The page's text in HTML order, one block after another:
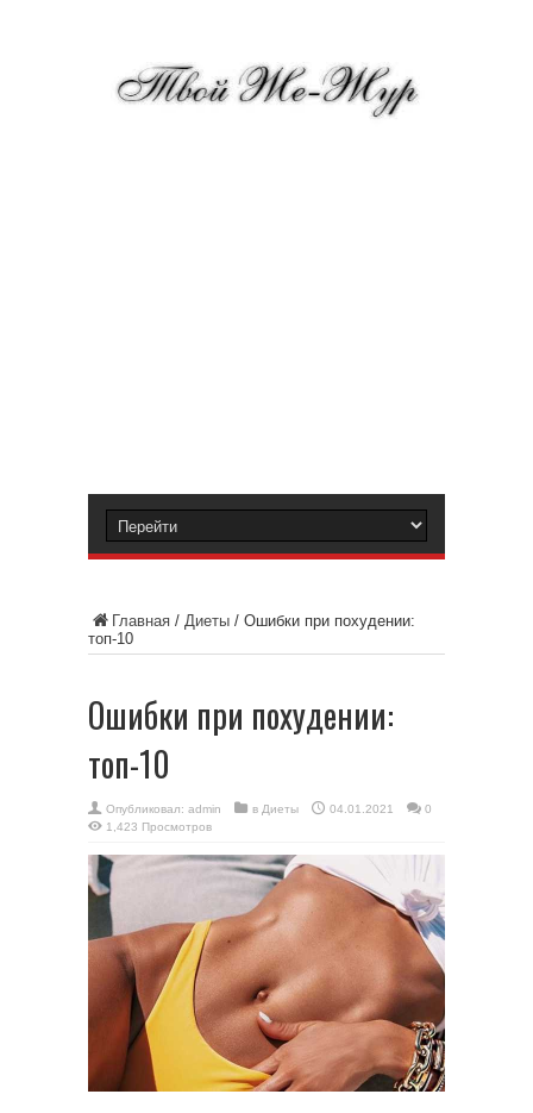
Главная / Диеты / Ошибки при похудении:
топ-10
Ошибки при похудении:
топ-10
Опубликовал: admin в Диеты 04.01.2021
0
1,423 Просмотров